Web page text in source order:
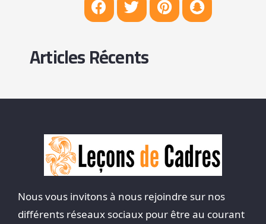
Articles Récents
Nous vous invitons à nous rejoindre sur nos
différents réseaux sociaux pour être au courant